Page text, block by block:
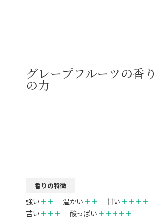
グレープフルーツの香り
の力
香りの特徴
強い ＋＋ 温かい ＋＋ 甘い ＋＋＋＋
苦い ＋＋＋ 酸っぱい ＋＋＋＋＋